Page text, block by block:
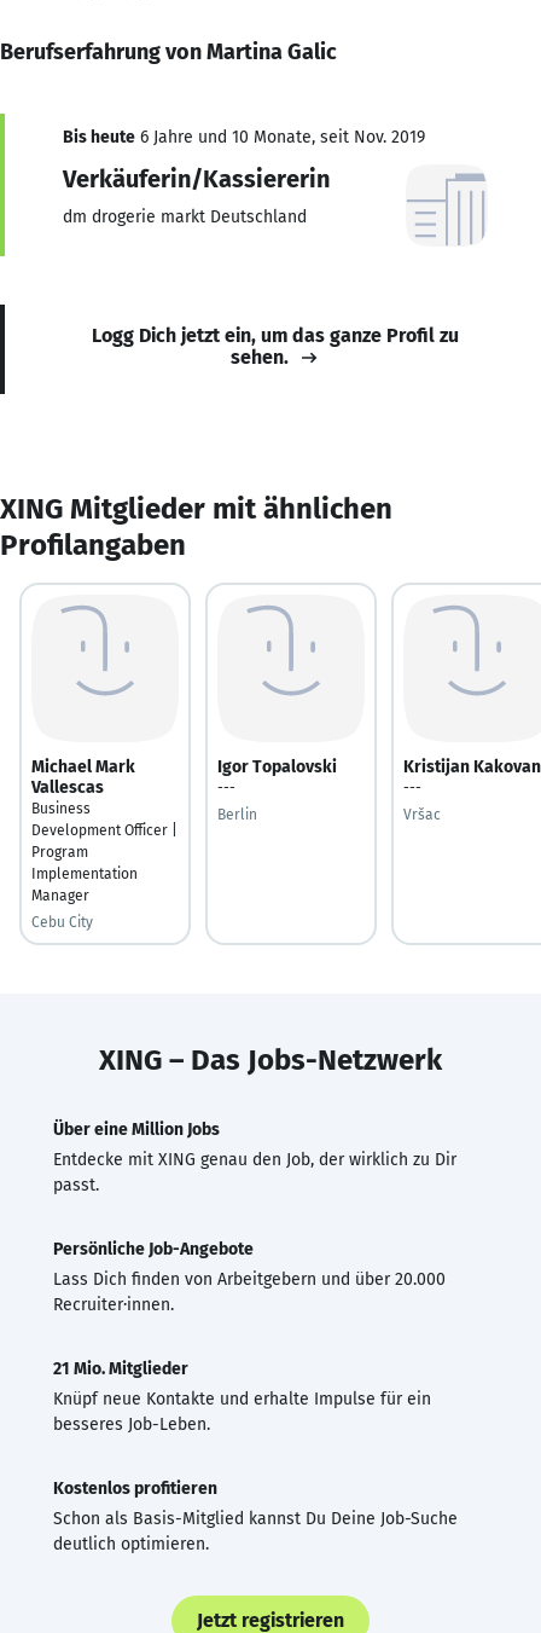
Berufserfahrung von Martina Galic
Bis heute 6 Jahre und 10 Monate, seit Nov. 2019
Verkäuferin/Kassiererin
dm drogerie markt Deutschland
Logg Dich jetzt ein, um das ganze Profil zu
sehen.
XING Mitglieder mit ähnlichen
Profilangaben
Michael Mark
Vallescas
Business
Development Officer |
Program
Implementation
Manager
Cebu City
Igor Topalovski
---
Berlin
Kristijan Kakovan
---
Vršac
XING – Das Jobs-Netzwerk
Über eine Million Jobs
Entdecke mit XING genau den Job, der wirklich zu Dir
passt.
Persönliche Job-Angebote
Lass Dich finden von Arbeitgebern und über 20.000
Recruiter·innen.
21 Mio. Mitglieder
Knüpf neue Kontakte und erhalte Impulse für ein
besseres Job-Leben.
Kostenlos profitieren
Schon als Basis-Mitglied kannst Du Deine Job-Suche
deutlich optimieren.
Jetzt registrieren